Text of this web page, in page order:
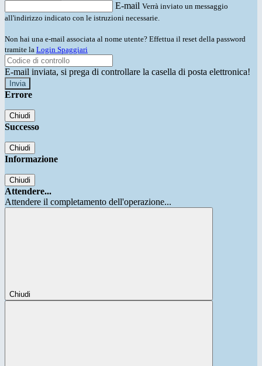
E-mail Verrà inviato un messaggio
all'indirizzo indicato con le istruzioni necessarie.
Non hai una e-mail associata al nome utente? Effettua il reset della password
tramite la Login Spaggiari
E-mail inviata, si prega di controllare la casella di posta elettronica!
Errore
Chiudi
Successo
Chiudi
Informazione
Chiudi
Attendere...
Attendere il completamento dell'operazione...
Chiudi